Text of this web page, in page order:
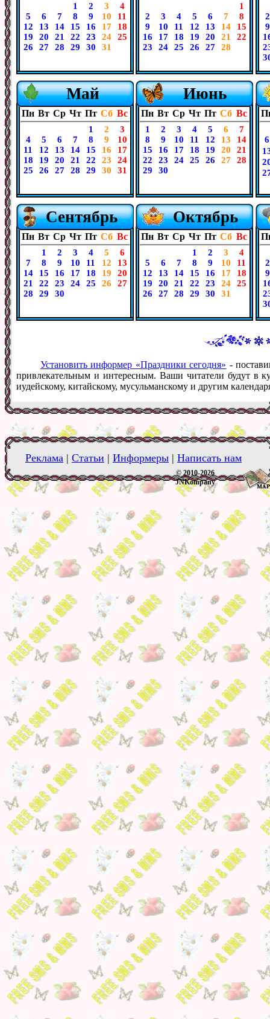
1 2 3
4
5
6 7 8 9 10
11
12
13 14 15 16 17
18
19
20 21 22 23 24
25
26
27 28 29 30 31
1
2
3 4 5 6 7
8
9
10 11 12 13 14
15
16
17 18 19 20 21
22
23
24 25 26 27 28
2
9
Май
Пн Вт Ср Чт Пт Сб Вс
1 2
3
4
5 6 7 8 9
10
11
12 13 14 15 16
17
18
19 20 21 22 23
24
25
26 27 28 29 30 31
Июнь
Пн Вт Ср Чт Пт Сб Вс
1 2 3 4 5 6
7
8
9 10 11 12 13
14
15
16 17 18 19 20
21
22
23 24 25 26 27
28
29
30
6
Сентябрь
Пн Вт Ср Чт Пт Сб Вс
1 2 3 4 5
6
7
8 9 10 11 12
13
14
15 16 17 18 19
20
21
22 23 24 25 26
27
28
29 30
Октябрь
Пн Вт Ср Чт Пт Сб Вс
1 2 3
4
5
6 7 8 9 10
11
12
13 14 15 16 17
18
19
20 21 22 23 24
25
26
27 28 29 30 31
2
9
Установить информер «Праздники сегодня» -
привлекательным и интересным. Ваши читатели будут в
иудейскому, китайскому, мусульманскому и другим
Реклама | Статьи | Информеры | Написать нам
© 2010-2026
JNKompany